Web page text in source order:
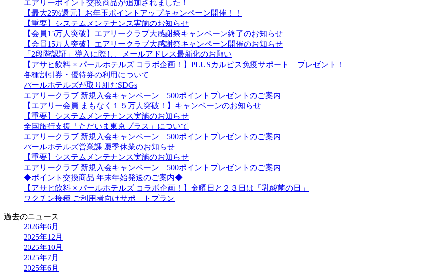
エアリーポイント交換商品が追加されました！
【最大25%還元】お年玉ポイントアップキャンペーン開催！！
【重要】システムメンテナンス実施のお知らせ
【会員15万人突破】エアリークラブ大感謝祭キャンペーン終了のお知らせ
【会員15万人突破】エアリークラブ大感謝祭キャンペーン開催のお知らせ
「2段階認証」導入に際し、メールアドレス最新化のお願い
【アサヒ飲料 × パールホテルズ コラボ企画！】PLUSカルピス免疫サポート プレゼント！
各種割引券・優待券の利用について
パールホテルズが取り組むSDGs
エアリークラブ 新規入会キャンペーン 500ポイントプレゼントのご案内
【エアリー会員 まもなく１５万人突破！】キャンペーンのお知らせ
【重要】システムメンテナンス実施のお知らせ
全国旅行支援「ただいま東京プラス」について
エアリークラブ 新規入会キャンペーン 500ポイントプレゼントのご案内
パールホテルズ営業課 夏季休業のお知らせ
【重要】システムメンテナンス実施のお知らせ
エアリークラブ 新規入会キャンペーン 500ポイントプレゼントのご案内
◆ポイント交換商品 年末年始発送のご案内◆
【アサヒ飲料 × パールホテルズ コラボ企画！】金曜日と２３日は「乳酸菌の日」
ワクチン接種 ご利用者向けサポートプラン
過去のニュース
2026年6月
2025年12月
2025年10月
2025年7月
2025年6月